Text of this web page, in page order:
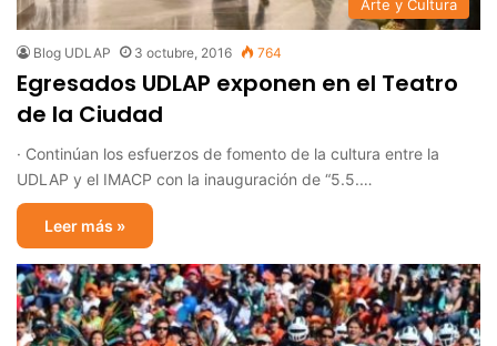
Arte y Cultura
Blog UDLAP 3 octubre, 2016 764
Egresados UDLAP exponen en el Teatro
de la Ciudad
· Continúan los esfuerzos de fomento de la cultura entre la
UDLAP y el IMACP con la inauguración de “5.5.…
Leer más »